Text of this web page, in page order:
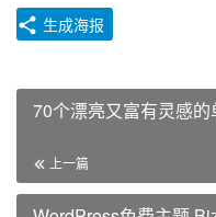
生成海报
70个漂亮又富有灵感
上一篇